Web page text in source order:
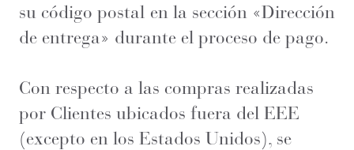
su código postal en la sección «Dirección
de entrega» durante el proceso de pago.
Con respecto a las compras realizadas
por Clientes ubicados fuera del EEE
(excepto en los Estados Unidos), se